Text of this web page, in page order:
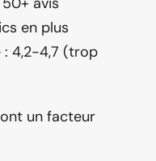
en plus
: 4,2-4,7 (trop
un facteur